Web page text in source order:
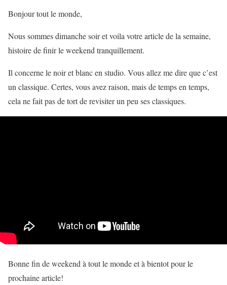
Bonjour tout le monde,
Nous sommes dimanche soir et voila votre article de la semaine,
histoire de finir le weekend tranquillement.
Il concerne le noir et blanc en studio. Vous allez me dire que c’est
un classique. Certes, vous avez raison, mais de temps en temps,
cela ne fait pas de tort de revisiter un peu ses classiques.
Bonne fin de weekend à tout le monde et à bientot pour le
prochaine article!